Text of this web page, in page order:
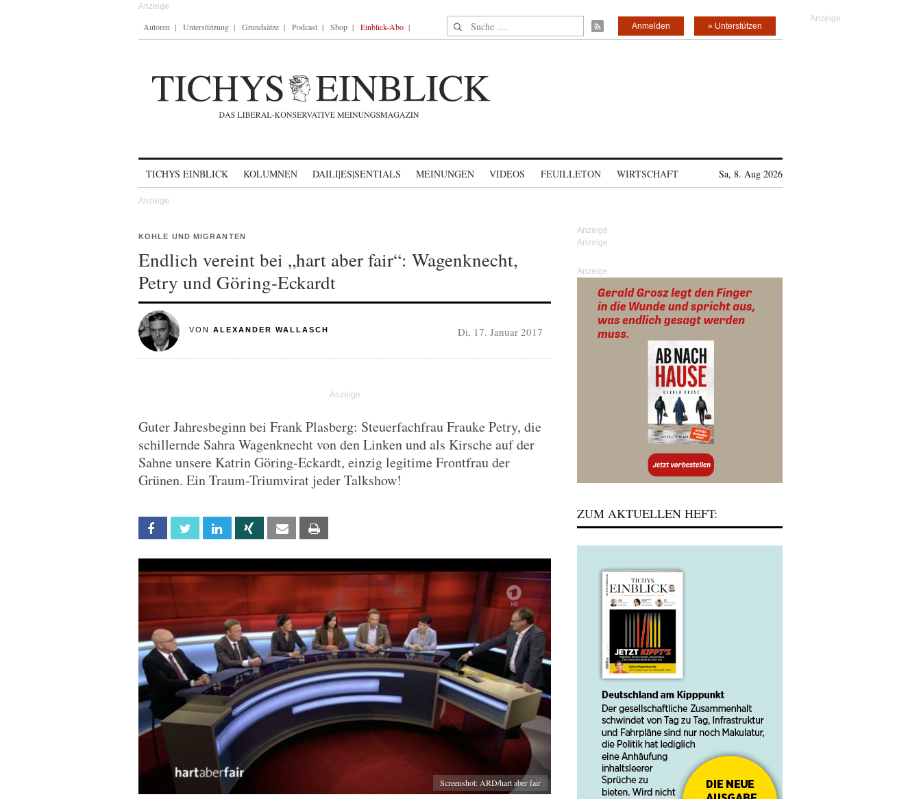
Autoren Unterstützung Grundsätze Podcast Shop Einblick-Abo Suche nach: » Unterstützen
Anmelden
TICHYS EINBLICK KOLUMNEN DAILI|ES|SENTIALS MEINUNGEN VIDEOS FEUILLETON WIRTSCHAFT Sa, 8. Aug 2026
KOHLE UND MIGRANTEN
Endlich vereint bei „hart aber fair“: Wagenknecht,
Petry und Göring-Eckardt
VON ALEXANDER WALLASCH Di, 17. Januar 2017
Guter Jahresbeginn bei Frank Plasberg: Steuerfachfrau Frauke Petry, die
schillernde Sahra Wagenknecht von den Linken und als Kirsche auf der
Sahne unsere Katrin Göring-Eckardt, einzig legitime Frontfrau der
Grünen. Ein Traum-Triumvirat jeder Talkshow!
Facebook Twitter Linkedin Xing Email
Screenshot: ARD/hart aber fair
Anzeige
ZUM AKTUELLEN HEFT: